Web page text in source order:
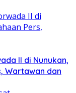
II di Nunukan,
Wartawan dan